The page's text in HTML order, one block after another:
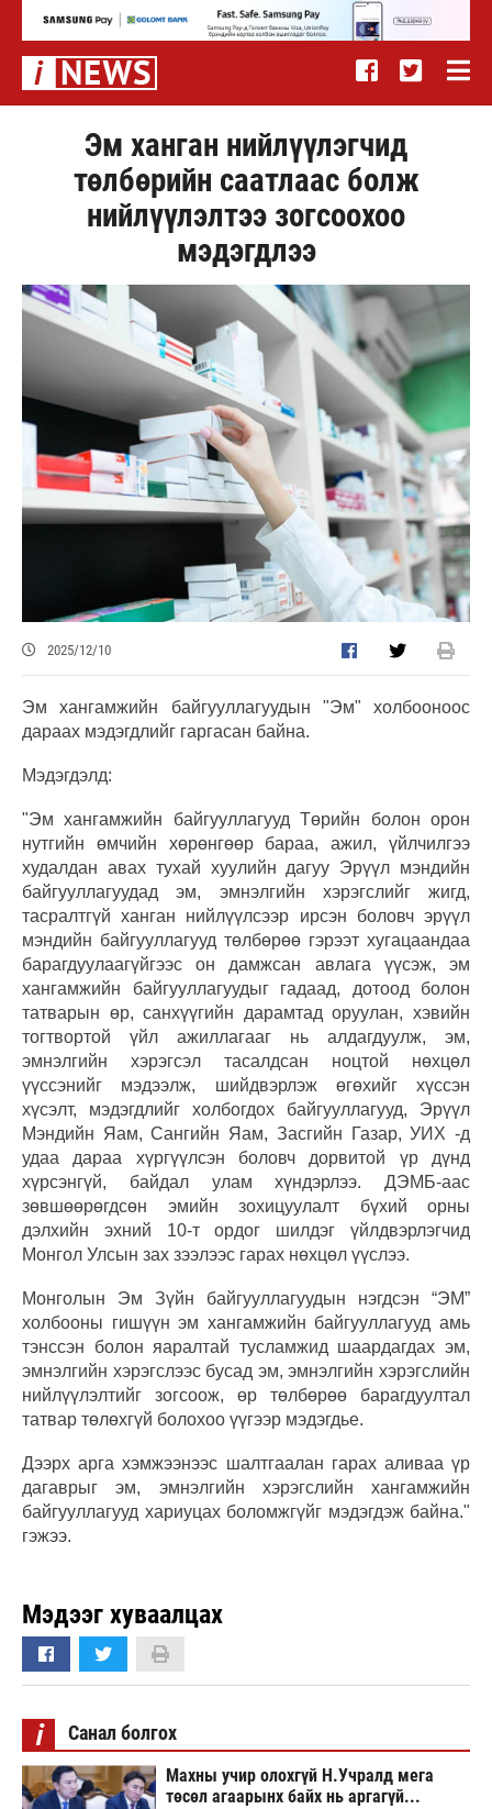
Эм ханган нийлүүлэгчид
төлбөрийн саатлаас болж
нийлүүлэлтээ зогсоохоо
мэдэгдлээ
2025/12/10
Эм хангамжийн байгууллагуудын "Эм" холбооноос
дараах мэдэгдлийг гаргасан байна.
Мэдэгдэлд:
"Эм хангамжийн байгууллагууд Төрийн болон орон
нутгийн өмчийн хөрөнгөөр бараа, ажил, үйлчилгээ
худалдан авах тухай хуулийн дагуу Эрүүл мэндийн
байгууллагуудад эм, эмнэлгийн хэрэгслийг жигд,
тасралтгүй ханган нийлүүлсээр ирсэн боловч эрүүл
мэндийн байгууллагууд төлбөрөө гэрээт хугацаандаа
барагдуулаагүйгээс он дамжсан авлага үүсэж, эм
хангамжийн байгууллагуудыг гадаад, дотоод болон
татварын өр, санхүүгийн дарамтад оруулан, хэвийн
тогтвортой үйл ажиллагааг нь алдагдуулж, эм,
эмнэлгийн хэрэгсэл тасалдсан ноцтой нөхцөл
үүссэнийг мэдээлж, шийдвэрлэж өгөхийг хүссэн
хүсэлт, мэдэгдлийг холбогдох байгууллагууд, Эрүүл
Мэндийн Яам, Сангийн Яам, Засгийн Газар, УИХ -д
удаа дараа хүргүүлсэн боловч дорвитой үр дүнд
хүрсэнгүй, байдал улам хүндэрлээ. ДЭМБ-аас
зөвшөөрөгдсөн эмийн зохицуулалт бүхий орны
дэлхийн эхний 10-т ордог шилдэг үйлдвэрлэгчид
Монгол Улсын зах зээлээс гарах нөхцөл үүслээ.
Монголын Эм Зүйн байгууллагуудын нэгдсэн “ЭМ”
холбооны гишүүн эм хангамжийн байгууллагууд амь
тэнссэн болон яаралтай тусламжид шаардагдах эм,
эмнэлгийн хэрэгслээс бусад эм, эмнэлгийн хэрэгслийн
нийлүүлэлтийг зогсоож, өр төлбөрөө барагдуултал
татвар төлөхгүй болохоо үүгээр мэдэгдье.
Дээрх арга хэмжээнээс шалтгаалан гарах аливаа үр
дагаврыг эм, эмнэлгийн хэрэгслийн хангамжийн
байгууллагууд хариуцах боломжгүйг мэдэгдэж байна."
гэжээ.
Мэдээг хуваалцах
i Санал болгох
Махны учир олохгүй Н.Учралд мега
төсөл агаарынх байх нь аргагүй...